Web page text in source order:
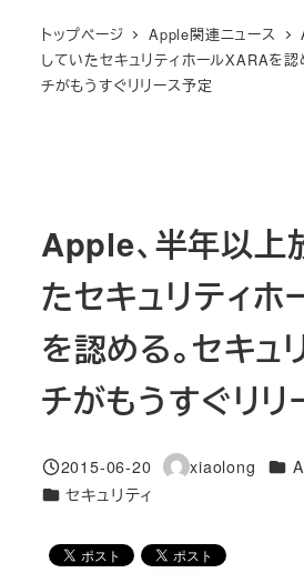
トップページ Apple関連ニュース
していたセキュリティホールXARAを認
チがもうすぐリリース予定
Apple、半年以上
たセキュリティ
を認める。セキュ
チがもうすぐリ
投稿日
2015-06-20
著
xiaolong カテ
カテゴリー
セキュリティ